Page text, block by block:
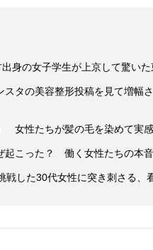
出身の女子学生が上京して驚い
スタの美容整形投稿を見て増幅
女性たちが髪の毛を染めて実
起こった？ 働く女性たちの本
戦した30代女性に突き刺さる、